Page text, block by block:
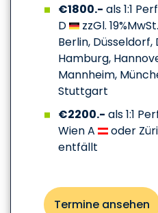
€1800.- als 1:1
D
zzGl. 19%MwSt.
Berlin,
Hamburg,
Mannheim,
Stuttgart
€2200.- als 1:1
Wien A
oder
entfällt
Termine ansehen